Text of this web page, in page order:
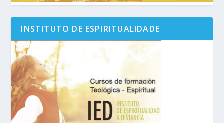
INSTITUTO DE ESPIRITUALIDADE